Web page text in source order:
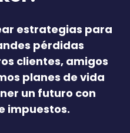
estrategias para
pérdidas
clientes, amigos
planes de vida
un futuro con
impuestos.